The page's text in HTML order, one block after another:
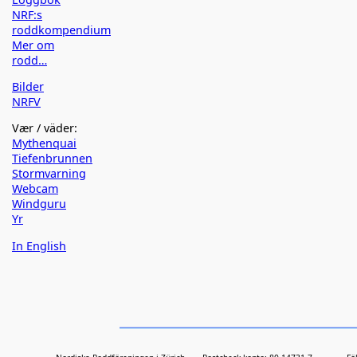
NRF:s
roddkompendium
Mer om
rodd…
Bilder
NRFV
Vær / väder:
Mythenquai
Tiefenbrunnen
Stormvarning
Webcam
Windguru
Yr
In English